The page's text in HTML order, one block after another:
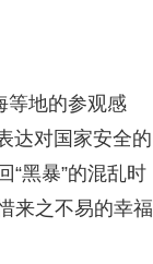
等地的参观感
达对国家安全的
“黑暴”的混乱时
来之不易的幸福